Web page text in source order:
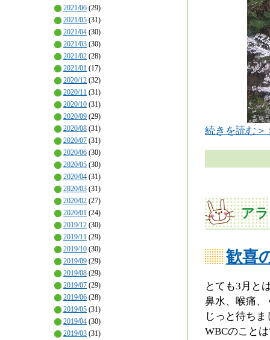
2021/06 (29)
2021/05 (31)
2021/04 (30)
2021/03 (30)
2021/02 (28)
2021/01 (17)
2020/12 (32)
2020/11 (31)
2020/10 (31)
2020/09 (29)
2020/08 (31)
2020/07 (31)
2020/06 (30)
2020/05 (30)
2020/04 (31)
2020/03 (31)
2020/02 (27)
2020/01 (24)
2019/12 (30)
2019/11 (29)
2019/10 (30)
2019/09 (29)
2019/08 (29)
2019/07 (29)
2019/06 (28)
2019/05 (31)
2019/04 (30)
2019/03 (31)
続きを読む＞
ア
歓喜
とても3月と
鼻水、喉痛、
じっと待ち
WBCのこと